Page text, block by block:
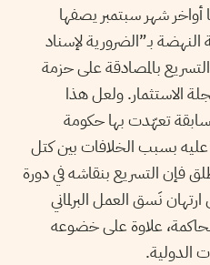
أواخر شهر سبتمبر يصفها
بـ”الضرورية لإسناد
بالمصادقة على حزمة
الاستثمار. ولعل هذا
سابقة تعهّدت بها حكومة
عليه بسبب الخلافات بين كتل
فإن التسريع بنقاشه في دورة
نَسق العمل البرلماني
علاوة على خضوعه
الدولية.